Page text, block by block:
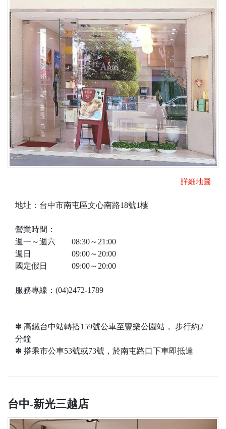
詳細地圖
地址：台中市南屯區文心南路18號1樓
營業時間：
週一～週六 08:30～21:00
週日 09:00～20:00
國定假日 09:00～20:00
服務專線：(04)2472-1789
✽ 高鐵台中站轉搭159號公車至豐樂公園站， 步行約2
分鐘
✽ 搭乘市公車53號或73號，於南屯路口下車即抵達
台中-新光三越店